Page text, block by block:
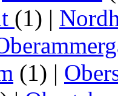
(1) |
(1) |